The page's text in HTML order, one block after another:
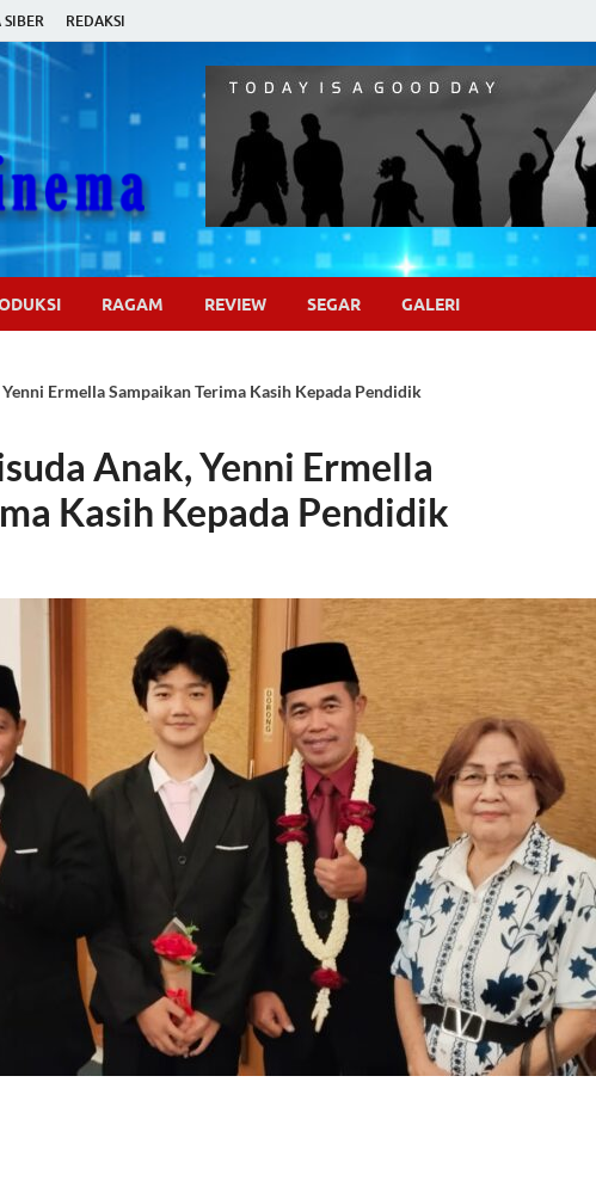
REDAKSI
Pojok Sinema
RAGAM REVIEW SEGAR GALERI
Ermella Sampaikan Terima Kasih Kepada Pendidik
Anak, Yenni Ermella
Kasih Kepada Pendidik